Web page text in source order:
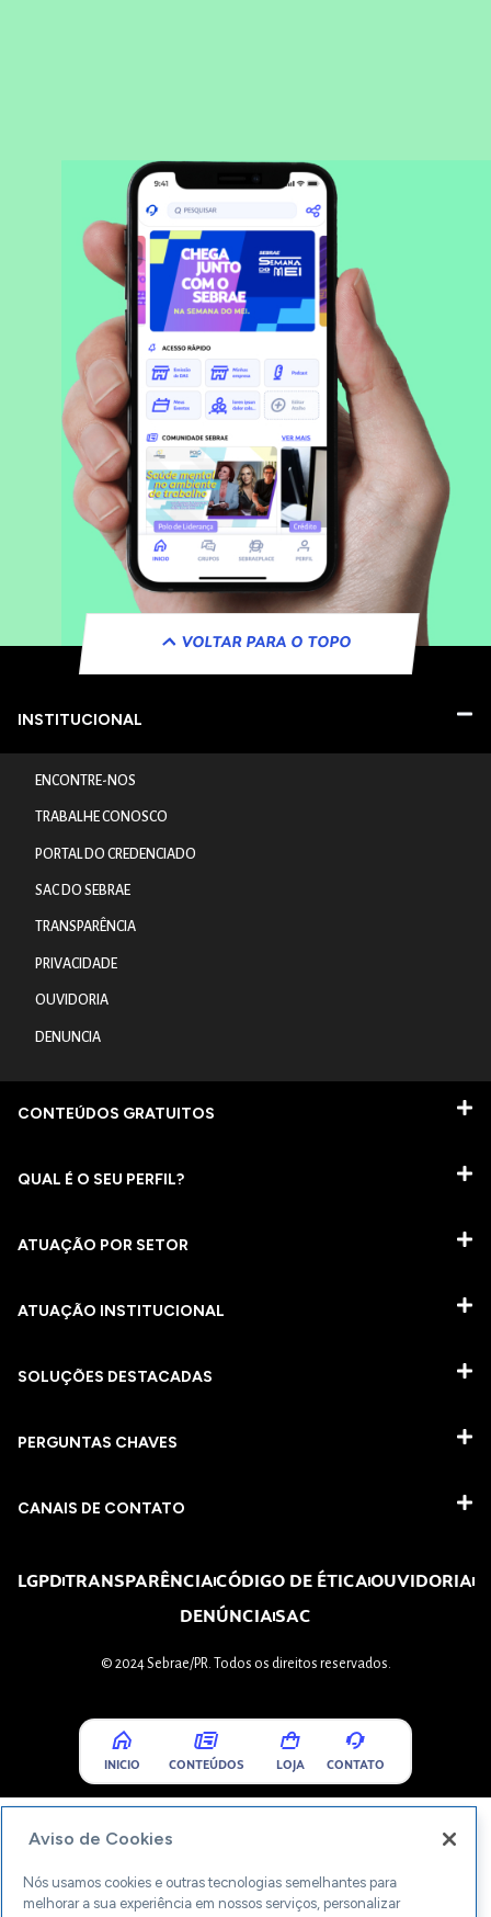
VOLTAR PARA O TOPO
INSTITUCIONAL
ENCONTRE-NOS
TRABALHE CONOSCO
PORTAL DO CREDENCIADO
SAC DO SEBRAE
TRANSPARÊNCIA
PRIVACIDADE
OUVIDORIA
DENUNCIA
CONTEÚDOS GRATUITOS
QUAL É O SEU PERFIL?
ATUAÇÃO POR SETOR
ATUAÇÃO INSTITUCIONAL
SOLUÇÕES DESTACADAS
PERGUNTAS CHAVES​
CANAIS DE CONTATO
LGPDTRANSPARÊNCIACÓDIGO DE ÉTICAOUVIDORIA
DENÚNCIASAC
© 2024 Sebrae/PR. Todos os direitos reservados.
INICIO CONTEÚDOS LOJA CONTATO
Aviso de Cookies
Nós usamos cookies e outras tecnologias semelhantes para
melhorar a sua experiência em nossos serviços, personalizar